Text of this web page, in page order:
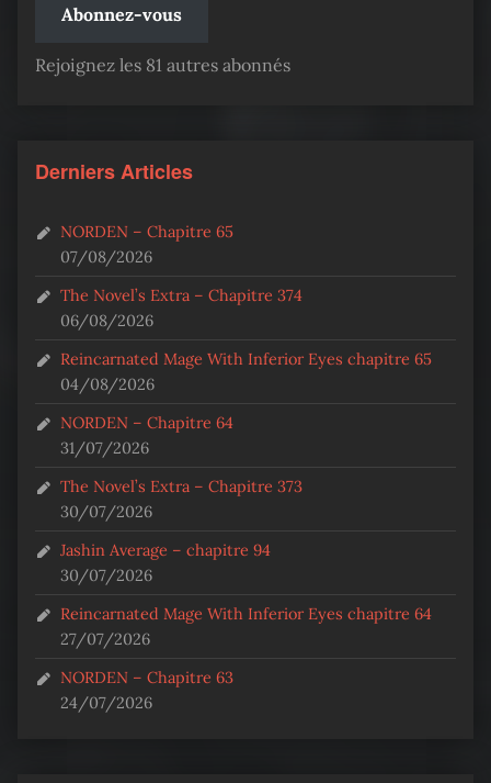
Abonnez-vous
Rejoignez les 81 autres abonnés
Derniers Articles
NORDEN – Chapitre 65
07/08/2026
The Novel’s Extra – Chapitre 374
06/08/2026
Reincarnated Mage With Inferior Eyes chapitre 65
04/08/2026
NORDEN – Chapitre 64
31/07/2026
The Novel’s Extra – Chapitre 373
30/07/2026
Jashin Average – chapitre 94
30/07/2026
Reincarnated Mage With Inferior Eyes chapitre 64
27/07/2026
NORDEN – Chapitre 63
24/07/2026